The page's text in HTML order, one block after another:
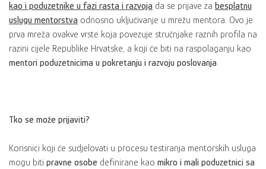
kao i poduzetnike u fazi rasta i razvoja da se prijave za besplatnu
uslugu mentorstva odnosno uključivanje u mrežu mentora. Ovo je
prva mreža ovakve vrste koja povezuje stručnjake raznih profila na
razini cijele Republike Hrvatske, a koji će biti na raspolaganju kao
mentori poduzetnicima u pokretanju i razvoju poslovanja.
Tko se može prijaviti?
Korisnici koji će sudjelovati u procesu testiranja mentorskih usluga
mogu biti pravne osobe definirane kao mikro i mali poduzetnici sa